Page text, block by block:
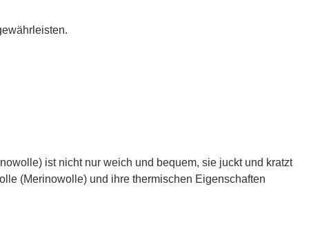
ist nicht nur weich und bequem, sie juckt und kratzt
(Merinowolle) und ihre thermischen Eigenschaften